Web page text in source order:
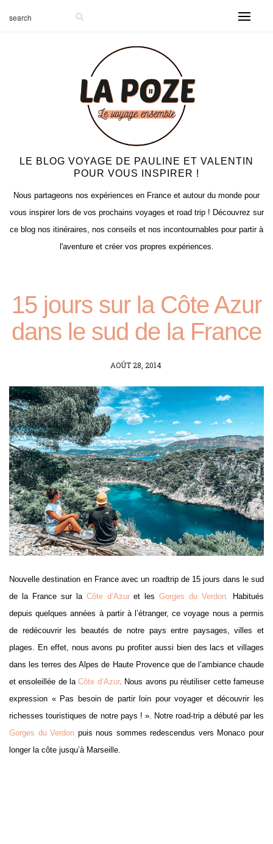
LE BLOG VOYAGE DE PAULINE ET VALENTIN
POUR VOUS INSPIRER !
Nous partageons nos expériences en France et autour du monde pour
vous inspirer lors de vos prochains voyages et road trip ! Découvrez sur
ce blog nos itinéraires, nos conseils et nos incontournables pour partir à
l'aventure et créer vos propres expériences.
15 jours sur la Côte Azur
dans le sud de la France
POSTED
AOÛT 28, 2014
Nouvelle destination en France avec un roadtrip de 15 jours dans le sud
de la France sur la Côte d’Azuret lesGorges du Verdon. Habitués
depuis quelques années à partir à l’étranger, ce voyage nous a permis
de redécouvrir les beautés de notre pays entre paysages, villes et
plages. En effet, nous avons pu profiter aussi bien des lacs et villages
dans les terres des Alpes de Haute Provence que de l’ambiance chaude
et ensoleillée de laCôte d’Azur. Nous avons pu réutiliser cette fameuse
expression « Pas besoin de partir loin pour voyager et découvrir les
richesses touristiques de notre pays ! ». Notre road-trip a débuté par les
Gorges du Verdon puis nous sommes redescendus vers Monaco pour
longer la côte jusqu’à Marseille.